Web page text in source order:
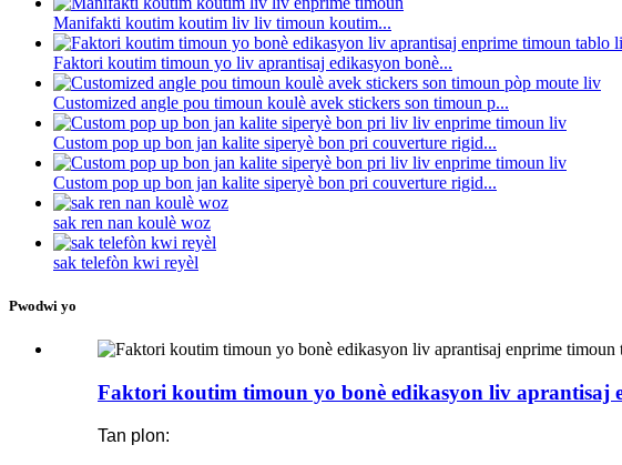
Manifakti koutim koutim liv liv timoun koutim...
Faktori koutim timoun yo liv aprantisaj edikasyon bonè...
Customized angle pou timoun koulè avek stickers son timoun p...
Custom pop up bon jan kalite siperyè bon pri couverture rigid...
Custom pop up bon jan kalite siperyè bon pri couverture rigid...
sak ren nan koulè woz
sak telefòn kwi reyèl
Pwodwi yo
Faktori koutim timoun yo bonè edikasyon liv aprantisaj
Tan plon: